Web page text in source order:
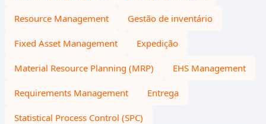
Resource Management Gestão de inventário
Fixed Asset Management Expedição
Material Resource Planning (MRP) EHS Management
Requirements Management Entrega
Statistical Process Control (SPC)